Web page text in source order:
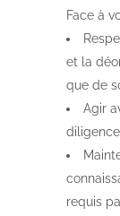
Face à
et la
que de
Agir
requis